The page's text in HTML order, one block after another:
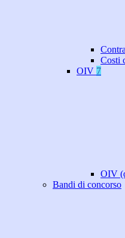
Costi
OIV 7
OIV
Bandi di concorso